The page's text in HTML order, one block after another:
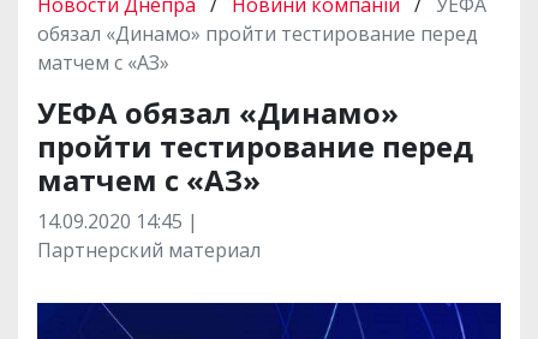
обязал «Динамо» пройти тестирование перед
матчем с «АЗ»
УЕФА обязал «Динамо»
пройти тестирование перед
матчем с «АЗ»
14.09.2020 14:45 |
Партнерский материал